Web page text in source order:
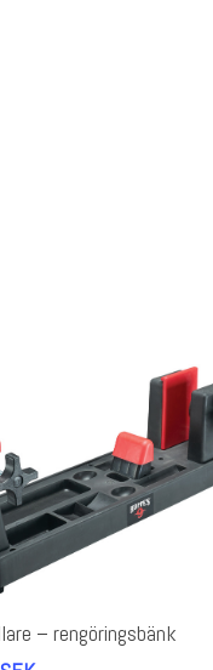
– rengöringsbänk